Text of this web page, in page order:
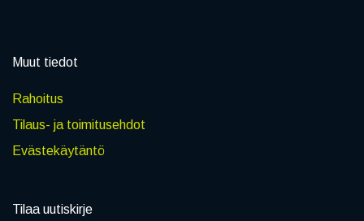
Muut tiedot
Rahoitus
Tilaus- ja toimitusehdot
Evästekäytäntö
Tilaa uutiskirje